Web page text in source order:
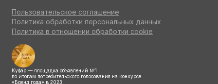
Пользовательское соглашение
Политика обработки персональных данных
Политика в отношении обработки cookie
Куфар — площадка объявлений №1
по итогам потребительского голосования на конкурсе
«Бренд года» в 2023